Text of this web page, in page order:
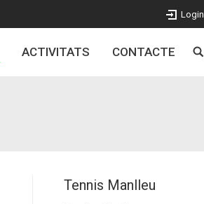
Login
ACTIVITATS CONTACTE
Tennis Manlleu